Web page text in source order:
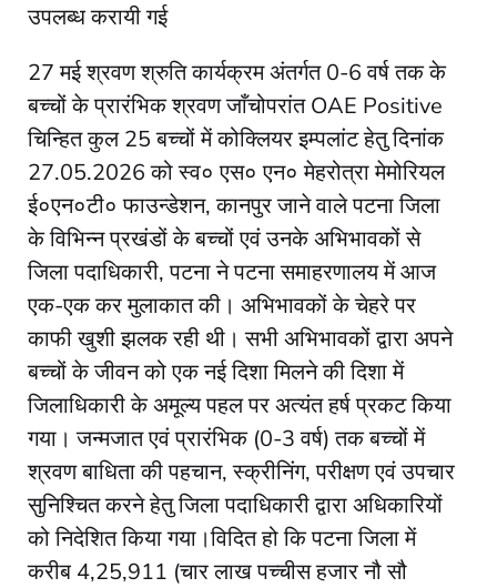
उपलब्ध करायी गई
27 मई श्रवण श्रुति कार्यक्रम अंतर्गत 0-6 वर्ष तक के
बच्चों के प्रारंभिक श्रवण जाँचोपरांत OAE Positive
चिन्हित कुल 25 बच्चों में कोक्लियर इम्पलांट हेतु दिनांक
27.05.2026 को स्व० एस० एन० मेहरोत्रा मेमोरियल
ई०एन०टी० फाउन्डेशन, कानपुर जाने वाले पटना जिला
के विभिन्न प्रखंडों के बच्चों एवं उनके अभिभावकों से
जिला पदाधिकारी, पटना ने पटना समाहरणालय में आज
एक-एक कर मुलाकात की। अभिभावकों के चेहरे पर
काफी खुशी झलक रही थी। सभी अभिभावकों द्वारा अपने
बच्चों के जीवन को एक नई दिशा मिलने की दिशा में
जिलाधिकारी के अमूल्य पहल पर अत्यंत हर्ष प्रकट किया
गया। जन्मजात एवं प्रारंभिक (0-3 वर्ष) तक बच्चों में
श्रवण बाधिता की पहचान, स्क्रीनिंग, परीक्षण एवं उपचार
सुनिश्चित करने हेतु जिला पदाधिकारी द्वारा अधिकारियों
को निदेशित किया गया।विदित हो कि पटना जिला में
करीब 4,25,911 (चार लाख पच्चीस हजार नौ सौ